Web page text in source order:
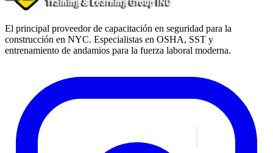
El principal proveedor de capacitación en seguridad para la
construcción en NYC. Especialistas en OSHA, SST y
entrenamiento de andamios para la fuerza laboral moderna.